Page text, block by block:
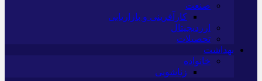
صنعت
کارآفرینی و بازاریابی
ارزدیجیتال
تحصیلات
بهداشت
خانواده
زناشویی